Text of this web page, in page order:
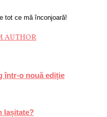
tot ce mă înconjoară!
AUTHOR
într-o nouă ediție
lașitate?